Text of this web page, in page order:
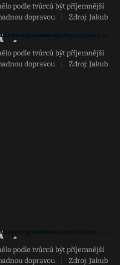
podle tvůrců být příjemnější
dopravou.
Zdroj: Jakub
podle tvůrců být příjemnější
dopravou.
Zdroj: Jakub
podle tvůrců být příjemnější
dopravou.
Zdroj: Jakub